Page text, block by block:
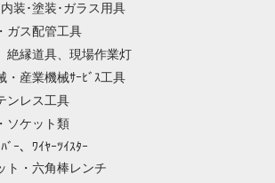
装･塗装･ガラス用具
ガス配管工具
絶縁道具、現場作業灯
・産業機械ｻｰﾋﾞｽ工具
ンレス工具
ソケット類
ﾞｰ、ﾜｲﾔｰﾂｲｽﾀｰ
ト・六角棒レンチ